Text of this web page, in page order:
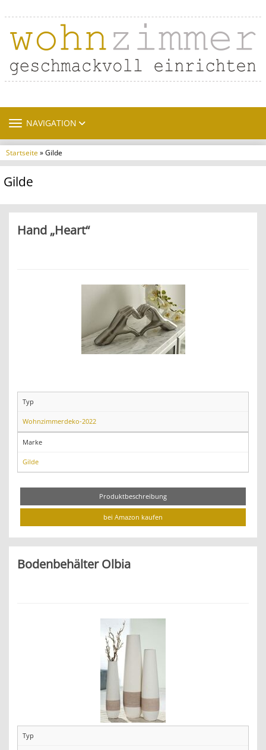
TOGGLE NAVIGATION
NAVIGATION
Startseite» Gilde
Gilde
Hand „Heart“
Typ
Wohnzimmerdeko-2022
Marke
Gilde
Produktbeschreibung
bei Amazon kaufen
Bodenbehälter Olbia
Typ